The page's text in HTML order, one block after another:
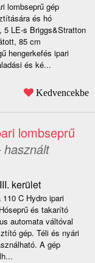
lombseprű gép
és hó
5 LE-s Briggs&Stratton
85 cm
hengerkefés ipari
és ké...
Kedvencekbe
lombseprű
használt
kerület
C Hydro ipari
és takarító
automata váltóval
gép. Téli és nyári
A gép